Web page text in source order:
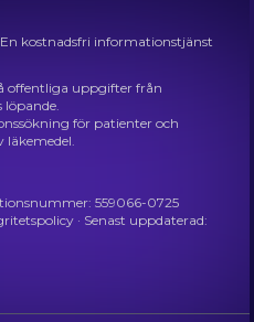
En kostnadsfri informationstjänst
offentliga uppgifter från
löpande.
för patienter och
läkemedel.
559066-0725
· Senast uppdaterad: